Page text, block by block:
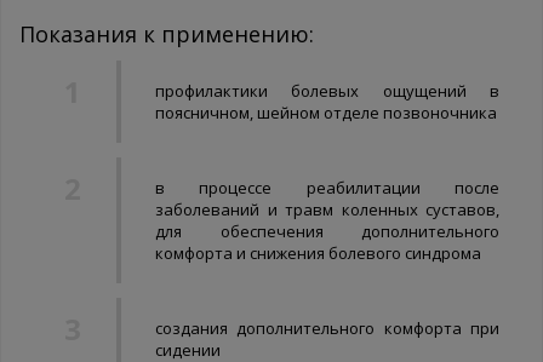
Показания к применению:
профилактики болевых ощущений в
поясничном, шейном отделе позвоночника
в процессе реабилитации после
заболеваний и травм коленных суставов,
для обеспечения дополнительного
комфорта и снижения болевого синдрома
создания дополнительного комфорта при
сидении